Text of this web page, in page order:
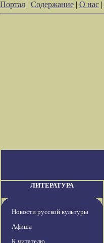
Портал | Содержание | О нас |
ЛИТЕРАТУРА
Новости русской культуры
Афиша
К читателю